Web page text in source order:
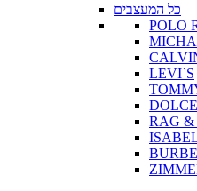
כל המעצבים
POLO
LEVI`S
RAG &